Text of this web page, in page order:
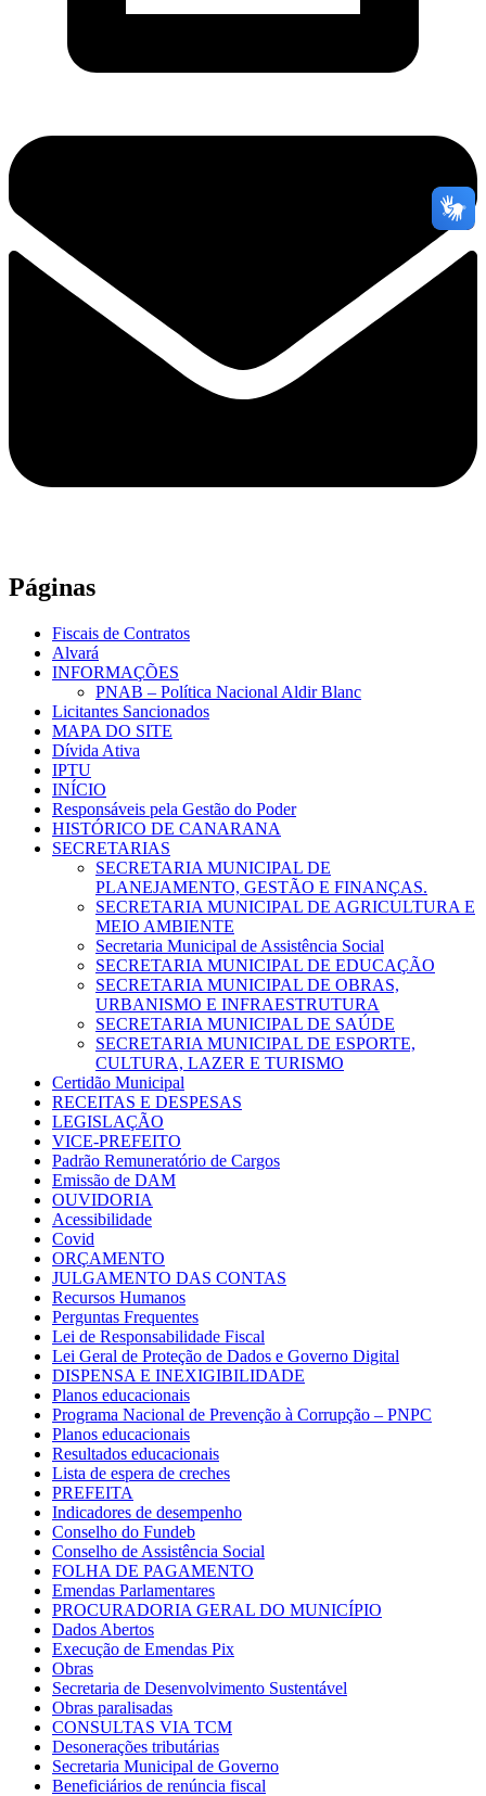
Páginas
Fiscais de Contratos
Alvará
INFORMAÇÕES
PNAB – Política Nacional Aldir Blanc
Licitantes Sancionados
MAPA DO SITE
Dívida Ativa
IPTU
INÍCIO
Responsáveis pela Gestão do Poder
HISTÓRICO DE CANARANA
SECRETARIAS
SECRETARIA MUNICIPAL DE
PLANEJAMENTO, GESTÃO E FINANÇAS.
SECRETARIA MUNICIPAL DE AGRICULTURA E
MEIO AMBIENTE
Secretaria Municipal de Assistência Social
SECRETARIA MUNICIPAL DE EDUCAÇÃO
SECRETARIA MUNICIPAL DE OBRAS,
URBANISMO E INFRAESTRUTURA
SECRETARIA MUNICIPAL DE SAÚDE
SECRETARIA MUNICIPAL DE ESPORTE,
CULTURA, LAZER E TURISMO
Certidão Municipal
RECEITAS E DESPESAS
LEGISLAÇÃO
VICE-PREFEITO
Padrão Remuneratório de Cargos
Emissão de DAM
OUVIDORIA
Acessibilidade
Covid
ORÇAMENTO
JULGAMENTO DAS CONTAS
Recursos Humanos
Perguntas Frequentes
Lei de Responsabilidade Fiscal
Lei Geral de Proteção de Dados e Governo Digital
DISPENSA E INEXIGIBILIDADE
Planos educacionais
Programa Nacional de Prevenção à Corrupção – PNPC
Planos educacionais
Resultados educacionais
Lista de espera de creches
PREFEITA
Indicadores de desempenho
Conselho do Fundeb
Conselho de Assistência Social
FOLHA DE PAGAMENTO
Emendas Parlamentares
PROCURADORIA GERAL DO MUNICÍPIO
Dados Abertos
Execução de Emendas Pix
Obras
Secretaria de Desenvolvimento Sustentável
Obras paralisadas
CONSULTAS VIA TCM
Desonerações tributárias
Secretaria Municipal de Governo
Beneficiários de renúncia fiscal